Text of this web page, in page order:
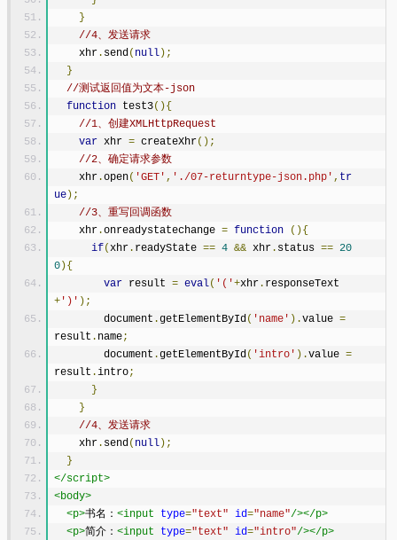
}
//4、发送请求
    xhr
. send( null );
}
//测试返回值为文本-json
function test3(){
//1、创建XMLHttpRequest
var xhr = createXhr();
//2、确定请求参数
    xhr
.open( 'GET' , './07-returntype-json.php' , tr
ue );
//3、重写回调函数
    xhr
.onreadystatechange = function
(){
if(xhr . readyState == 4 && xhr . status == 20
0 ){
var result = eval( '('+xhr . responseText
+ ')' );
        document
.getElementById( 'name' ).value =
result . name;
        document
.getElementById( 'intro' ).value =
result .intro;
}
}
//4、发送请求
    xhr
. send( null );
}
</script>
<body>
<p>书名： <input type="text" id="name"/></p>
<p>简介： <input type="text" id="intro"/></p>